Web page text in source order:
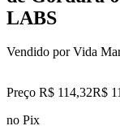
LABS
Vendido porVida
Preço R$ 114,32R$
no Pix